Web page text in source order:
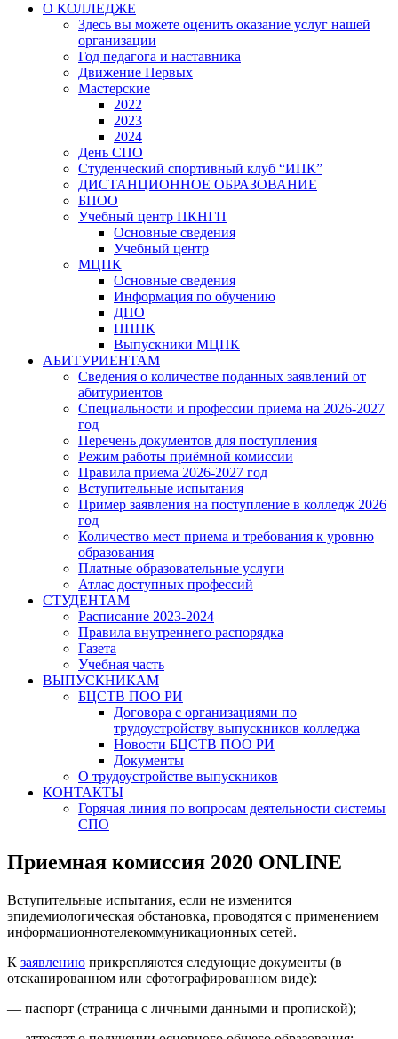
О КОЛЛЕДЖЕ
Здесь вы можете оценить оказание услуг нашей
организации
Год педагога и наставника
Движение Первых
Мастерские
2022
2023
2024
День СПО
Студенческий спортивный клуб “ИПК”
ДИСТАНЦИОННОЕ ОБРАЗОВАНИЕ
БПОО
Учебный центр ПКНГП
Основные сведения
Учебный центр
МЦПК
Основные сведения
Информация по обучению
ДПО
ПППК
Выпускники МЦПК
АБИТУРИЕНТАМ
Сведения о количестве поданных заявлений от
абитуриентов
Специальности и профессии приема на 2026-2027
год
Перечень документов для поступления
Режим работы приёмной комиссии
Правила приема 2026-2027 год
Вступительные испытания
Пример заявления на поступление в колледж 2026
год
Количество мест приема и требования к уровню
образования
Платные образовательные услуги
Атлас доступных профессий
СТУДЕНТАМ
Расписание 2023-2024
Правила внутреннего распорядка
Газета
Учебная часть
ВЫПУСКНИКАМ
БЦСТВ ПОО РИ
Договора с организациями по
трудоустройству выпускников колледжа
Новости БЦСТВ ПОО РИ
Документы
О трудоустройстве выпускников
КОНТАКТЫ
Горячая линия по вопросам деятельности системы
СПО
Приемная комиссия 2020 ONLINE
Вступительные испытания, если не изменится
эпидемиологическая обстановка, проводятся с применением
информационнотелекоммуникационных сетей.
К заявлению прикрепляются следующие документы (в
отсканированном или сфотографированном виде):
— паспорт (страница с личными данными и пропиской);